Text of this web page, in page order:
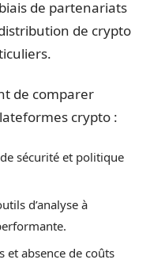
de partenariats
de crypto
de comparer
crypto :
sécurité et politique
d’analyse à
et absence de coûts